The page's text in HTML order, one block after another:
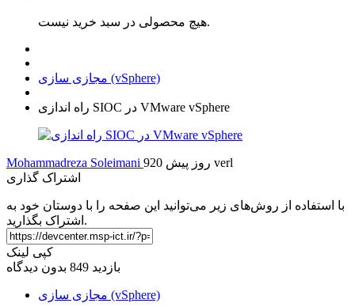
هیچ محصولی در سبد خرید نیست.
مجازی سازی (vSphere)
راه اندازی SIOC در VMware vSphere
Mohammadreza Soleimani
verl
اشتراک گذاری
با استفاده از روش‌های زیر می‌توانید این صفحه را با دوستان خود به
اشتراک بگذارید.
کپی لینک
بازدید 849
بدون دیدگاه
مجازی سازی (vSphere)